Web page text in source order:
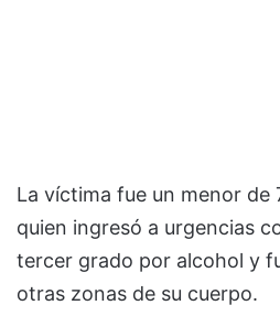
La víctima fue un menor de
quien ingresó a urgencias
tercer grado por alcohol y
otras zonas de su cuerpo.